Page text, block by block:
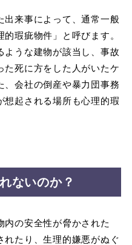
出来事によって、通常一般
瑕疵物件」と呼びます。
ような建物が該当し、事故
た死に方をした人がいたケ
、会社の倒産や暴力団事務
想起される場所も心理的瑕
ないのか？
内の安全性が脅かされた
れたり、生理的嫌悪がぬぐ